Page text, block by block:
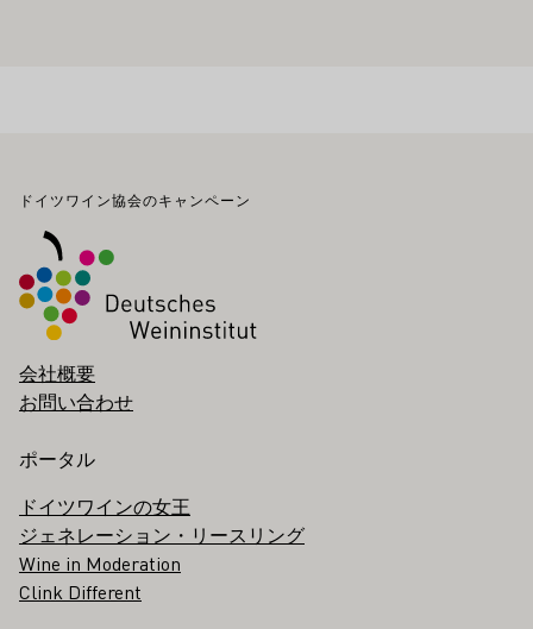
フッター
ドイツワイン協会のキャンペーン
会社概要
お問い合わせ
ポータル
ドイツワインの女王
ジェネレーション・リースリング
Wine in Moderation
Clink Different